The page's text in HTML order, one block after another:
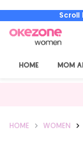
Scroll
HOME MOM
HOME WOMEN